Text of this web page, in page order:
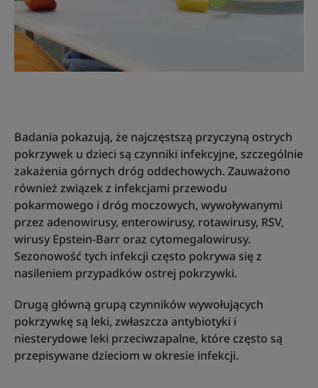
Badania pokazują, że najczęstszą przyczyną ostrych
pokrzywek u dzieci są czynniki infekcyjne, szczególnie
zakażenia górnych dróg oddechowych. Zauważono
również związek z infekcjami przewodu
pokarmowego i dróg moczowych, wywoływanymi
przez adenowirusy, enterowirusy, rotawirusy, RSV,
wirusy Epstein-Barr oraz cytomegalowirusy.
Sezonowość tych infekcji często pokrywa się z
nasileniem przypadków ostrej pokrzywki.
Drugą główną grupą czynników wywołujących
pokrzywkę są leki, zwłaszcza antybiotyki i
niesterydowe leki przeciwzapalne, które często są
przepisywane dzieciom w okresie infekcji.